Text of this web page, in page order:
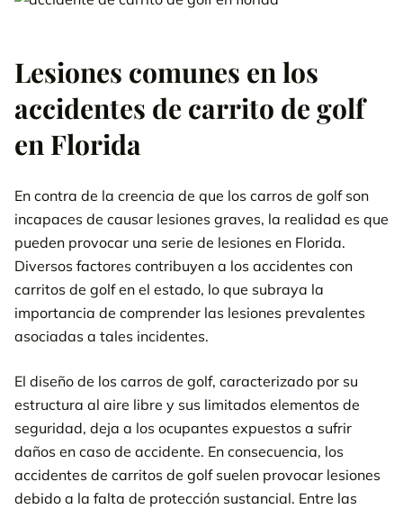
Lesiones comunes en los
accidentes de carrito de golf
en Florida
En contra de la creencia de que los carros de golf son
incapaces de causar lesiones graves, la realidad es que
pueden provocar una serie de lesiones en Florida.
Diversos factores contribuyen a los accidentes con
carritos de golf en el estado, lo que subraya la
importancia de comprender las lesiones prevalentes
asociadas a tales incidentes.
El diseño de los carros de golf, caracterizado por su
estructura al aire libre y sus limitados elementos de
seguridad, deja a los ocupantes expuestos a sufrir
daños en caso de accidente. En consecuencia, los
accidentes de carritos de golf suelen provocar lesiones
debido a la falta de protección sustancial. Entre las